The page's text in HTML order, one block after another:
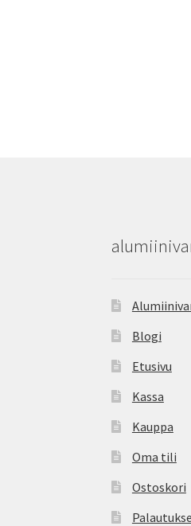
Blogi
Etusivu
Kassa
Kauppa
Oma tili
Ostoskori